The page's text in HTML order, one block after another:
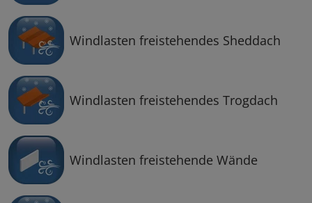
Windlasten freistehendes Sheddach
Windlasten freistehendes Trogdach
Windlasten freistehende Wände